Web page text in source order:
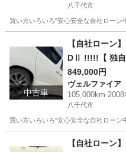
八千代市
買い方いろいろ"安心安全な自社ロー
セレナ カ
中古車
【自社ローン
DⅡ !!!!!【 独
849,000円
ヴェルファイア
105,000km 2008
八千代市
買い方いろいろ"安心安全な自社ロー
ヴェルファイア
【自社ローン】アクア